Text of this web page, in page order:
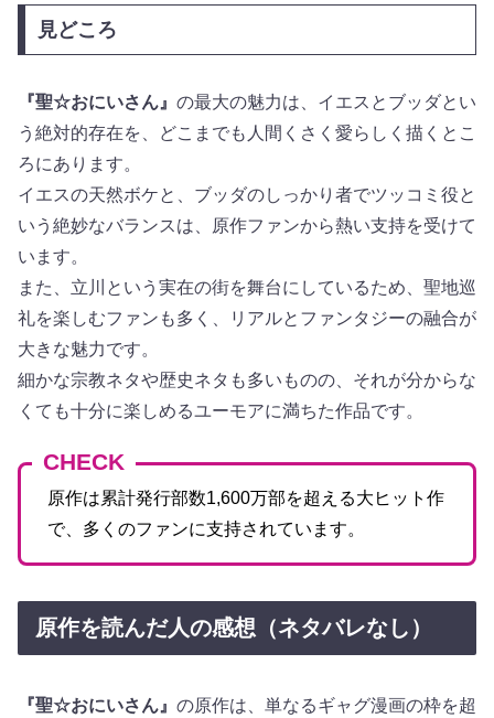
見どころ
『聖☆おにいさん』 の最大の魅力は、イエスとブッダとい
う絶対的存在を、どこまでも人間くさく愛らしく描くとこ
ろにあります。
イエスの天然ボケと、ブッダのしっかり者でツッコミ役と
いう絶妙なバランスは、原作ファンから熱い支持を受けて
います。
また、立川という実在の街を舞台にしているため、聖地巡
礼を楽しむファンも多く、リアルとファンタジーの融合が
大きな魅力です。
細かな宗教ネタや歴史ネタも多いものの、それが分からな
くても十分に楽しめるユーモアに満ちた作品です。
CHECK
原作は累計発行部数1,600万部を超える大ヒット作
で、多くのファンに支持されています。
原作を読んだ人の感想（ネタバレなし）
『聖☆おにいさん』 の原作は、単なるギャグ漫画の枠を超